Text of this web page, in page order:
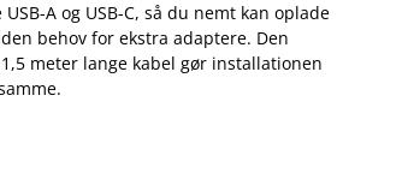
A og USB-C, så du nemt kan oplade
behov for ekstra adaptere. Den
meter lange kabel gør installationen